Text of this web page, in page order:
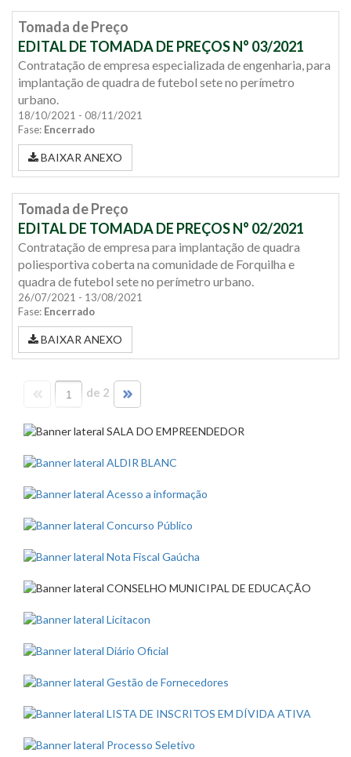
Tomada de Preço
EDITAL DE TOMADA DE PREÇOS N° 03/2021
Contratação de empresa especializada de engenharia, para
implantação de quadra de futebol sete no perímetro
urbano.
18/10/2021 - 08/11/2021
Fase: Encerrado
BAIXAR ANEXO
Tomada de Preço
EDITAL DE TOMADA DE PREÇOS N° 02/2021
Contratação de empresa para implantação de quadra
poliesportiva coberta na comunidade de Forquilha e
quadra de futebol sete no perímetro urbano.
26/07/2021 - 13/08/2021
Fase: Encerrado
BAIXAR ANEXO
de 2